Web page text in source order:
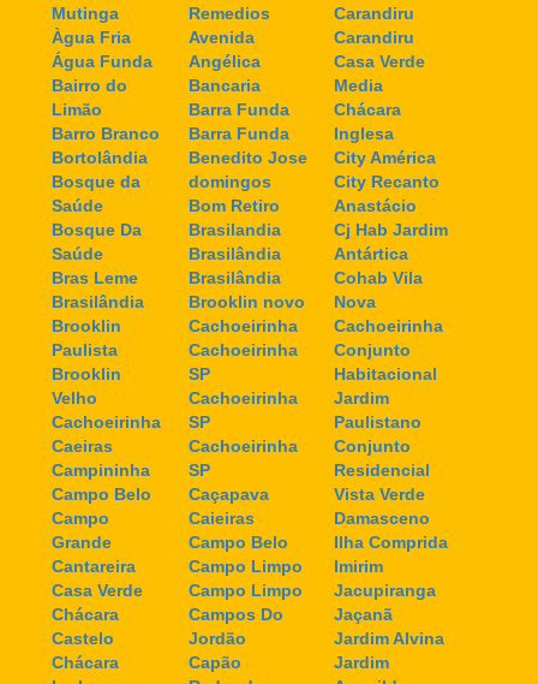
Mutinga
Àgua Fria
Água Funda
Bairro do
Limão
Barro Branco
Bortolândia
Bosque da
Saúde
Bosque Da
Saúde
Bras Leme
Brasilândia
Brooklin
Paulista
Brooklin
Velho
Cachoeirinha
Caeiras
Campininha
Campo Belo
Campo
Grande
Cantareira
Casa Verde
Chácara
Castelo
Chácara
Remedios
Avenida
Angélica
Bancaria
Barra Funda
Barra Funda
Benedito Jose
domingos
Bom Retiro
Brasilandia
Brasilândia
Brasilândia
Brooklin novo
Cachoeirinha
Cachoeirinha
SP
Cachoeirinha
SP
Cachoeirinha
SP
Caçapava
Caieiras
Campo Belo
Campo Limpo
Campo Limpo
Campos Do
Jordão
Capão
Carandiru
Carandiru
Casa Verde
Media
Chácara
Inglesa
City América
City Recanto
Anastácio
Cj Hab Jardim
Antártica
Cohab Vila
Nova
Cachoeirinha
Conjunto
Habitacional
Jardim
Paulistano
Conjunto
Residencial
Vista Verde
Damasceno
Ilha Comprida
Imirim
Jacupiranga
Jaçanã
Jardim Alvina
Jardim